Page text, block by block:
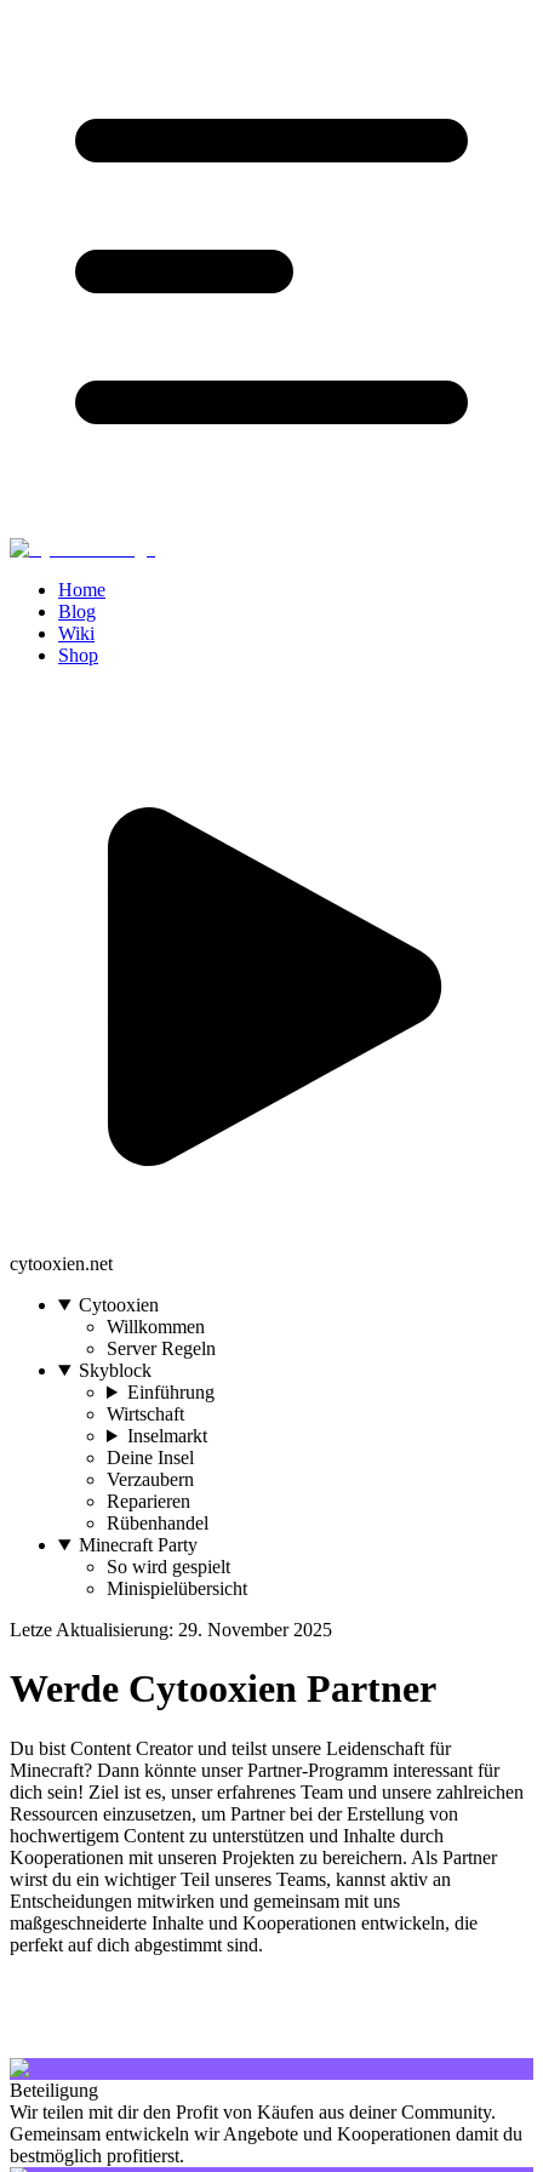
Home
Blog
Wiki
Shop
cytooxien.net
Cytooxien
Willkommen
Server Regeln
Skyblock
Einführung
Wirtschaft
Inselmarkt
Deine Insel
Verzaubern
Reparieren
Rübenhandel
Minecraft Party
So wird gespielt
Minispielübersicht
Letze Aktualisierung: 29. November 2025
Werde Cytooxien Partner
Du bist Content Creator und teilst unsere Leidenschaft für
Minecraft? Dann könnte unser Partner-Programm interessant für
dich sein! Ziel ist es, unser erfahrenes Team und unsere zahlreichen
Ressourcen einzusetzen, um Partner bei der Erstellung von
hochwertigem Content zu unterstützen und Inhalte durch
Kooperationen mit unseren Projekten zu bereichern. Als Partner
wirst du ein wichtiger Teil unseres Teams, kannst aktiv an
Entscheidungen mitwirken und gemeinsam mit uns
maßgeschneiderte Inhalte und Kooperationen entwickeln, die
perfekt auf dich abgestimmt sind.
Beteiligung
Wir teilen mit dir den Profit von Käufen aus deiner Community.
Gemeinsam entwickeln wir Angebote und Kooperationen damit du
bestmöglich profitierst.